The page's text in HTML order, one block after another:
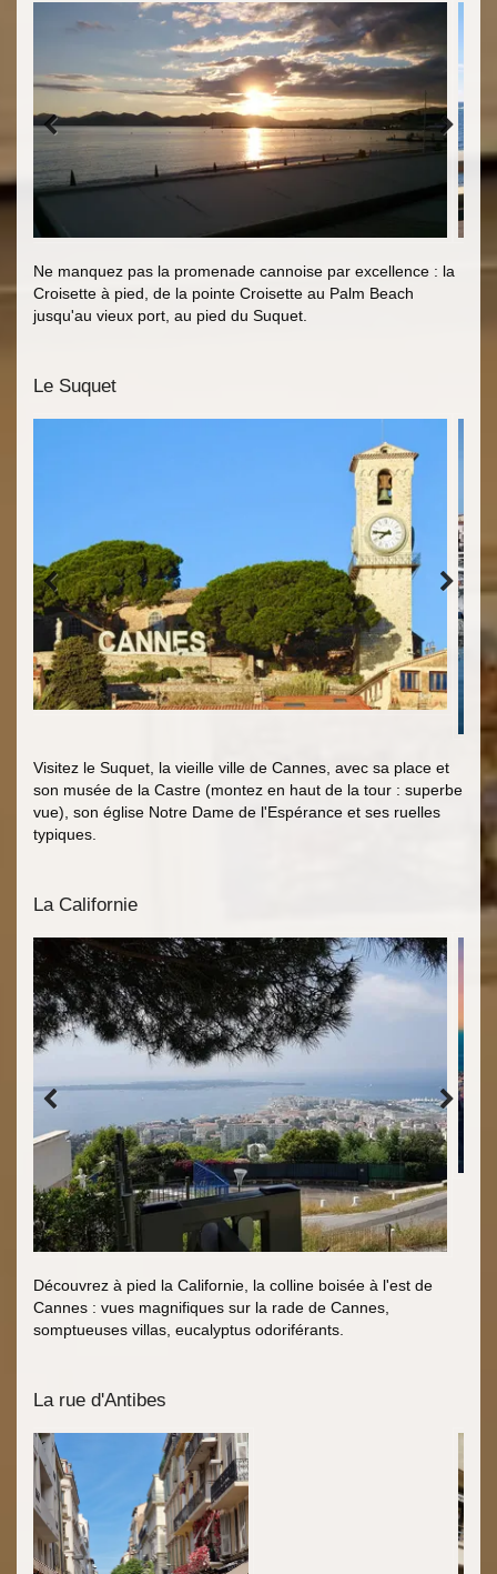
Ne manquez pas la promenade cannoise par excellence : la
Croisette à pied, de la pointe Croisette au Palm Beach
jusqu'au vieux port, au pied du Suquet.
Le Suquet
Visitez le Suquet, la vieille ville de Cannes, avec sa place et
son musée de la Castre (montez en haut de la tour : superbe
vue), son église Notre Dame de l'Espérance et ses ruelles
typiques.
La Californie
Découvrez à pied la Californie, la colline boisée à l'est de
Cannes : vues magnifiques sur la rade de Cannes,
somptueuses villas, eucalyptus odoriférants.
La rue d'Antibes